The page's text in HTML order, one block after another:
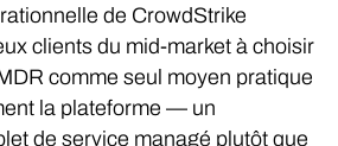
de CrowdStrike
clients du mid-market à choisir
comme seul moyen pratique
la plateforme — un
de service managé plutôt que